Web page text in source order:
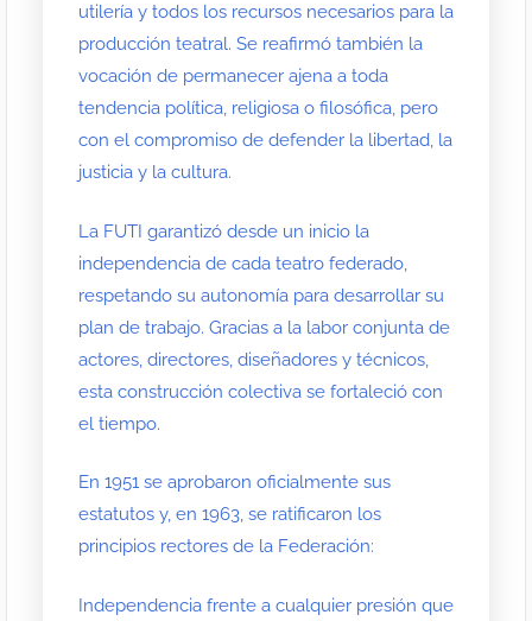
utilería y todos los recursos necesarios para la
producción teatral. Se reafirmó también la
vocación de permanecer ajena a toda
tendencia política, religiosa o filosófica, pero
con el compromiso de defender la libertad, la
justicia y la cultura.
La FUTI garantizó desde un inicio la
independencia de cada teatro federado,
respetando su autonomía para desarrollar su
plan de trabajo. Gracias a la labor conjunta de
actores, directores, diseñadores y técnicos,
esta construcción colectiva se fortaleció con
el tiempo.
En 1951 se aprobaron oficialmente sus
estatutos y, en 1963, se ratificaron los
principios rectores de la Federación:
Independencia frente a cualquier presión que